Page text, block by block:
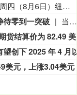
周四（8月6日）纽约尾盘，彭博谷物分类指数跌0.36%，报30.8249点。CBOT玉米期货涨0.27%，CBOT小麦期货跌1.83%，CBOT大豆期货涨0.23%，豆粕期货涨0.19%，豆油期货涨0.21%。CBOT瘦肉猪期货跌1.63%，活牛期货跌1.86%，饲牛期货跌1.90%。
待零到一突破
当地时间8月5日，在交出上市后首份财报之际，SpaceX在社交媒体上宣布，公司正与英伟达合作，共同开发设计Starmind AI1卫星计算载荷，每颗Starmind卫星都将搭载英伟达Rubin GPU和Vera CPU，实现数据中心级太空计算能力。英伟达也在社交媒体上确认了这项合作并表示：“AI基础设施的下一个篇章，正迈向AI计算从未涉足的疆域。”